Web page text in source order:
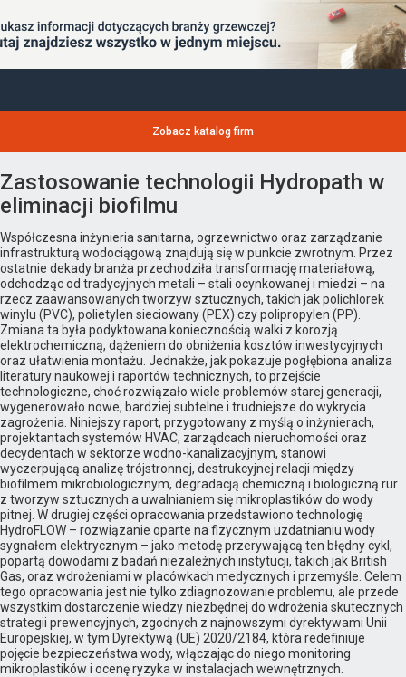
Zobacz katalog firm
Zastosowanie technologii Hydropath w
eliminacji biofilmu
Współczesna inżynieria sanitarna, ogrzewnictwo oraz zarządzanie
infrastrukturą wodociągową znajdują się w punkcie zwrotnym. Przez
ostatnie dekady branża przechodziła transformację materiałową,
odchodząc od tradycyjnych metali – stali ocynkowanej i miedzi – na
rzecz zaawansowanych tworzyw sztucznych, takich jak polichlorek
winylu (PVC), polietylen sieciowany (PEX) czy polipropylen (PP).
Zmiana ta była podyktowana koniecznością walki z korozją
elektrochemiczną, dążeniem do obniżenia kosztów inwestycyjnych
oraz ułatwienia montażu. Jednakże, jak pokazuje pogłębiona analiza
literatury naukowej i raportów technicznych, to przejście
technologiczne, choć rozwiązało wiele problemów starej generacji,
wygenerowało nowe, bardziej subtelne i trudniejsze do wykrycia
zagrożenia. Niniejszy raport, przygotowany z myślą o inżynierach,
projektantach systemów HVAC, zarządcach nieruchomości oraz
decydentach w sektorze wodno-kanalizacyjnym, stanowi
wyczerpującą analizę trójstronnej, destrukcyjnej relacji między
biofilmem mikrobiologicznym, degradacją chemiczną i biologiczną rur
z tworzyw sztucznych a uwalnianiem się mikroplastików do wody
pitnej. W drugiej części opracowania przedstawiono technologię
HydroFLOW – rozwiązanie oparte na fizycznym uzdatnianiu wody
sygnałem elektrycznym – jako metodę przerywającą ten błędny cykl,
popartą dowodami z badań niezależnych instytucji, takich jak British
Gas, oraz wdrożeniami w placówkach medycznych i przemyśle. Celem
tego opracowania jest nie tylko zdiagnozowanie problemu, ale przede
wszystkim dostarczenie wiedzy niezbędnej do wdrożenia skutecznych
strategii prewencyjnych, zgodnych z najnowszymi dyrektywami Unii
Europejskiej, w tym Dyrektywą (UE) 2020/2184, która redefiniuje
pojęcie bezpieczeństwa wody, włączając do niego monitoring
mikroplastików i ocenę ryzyka w instalacjach wewnętrznych.